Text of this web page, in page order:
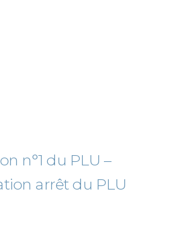
n°1 du PLU –
arrêt du PLU